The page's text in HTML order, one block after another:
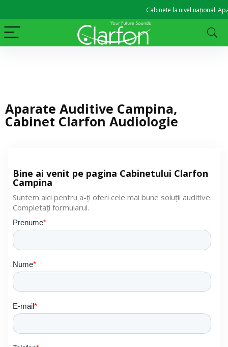
Cabinete la nivel național.
Aparate Auditive Campina,
Cabinet Clarfon Audiologie
Bine ai venit pe pagina Cabinetului Clarfon
Campina
Suntem aici pentru a-ți oferi cele mai bune soluții auditive.
Completați formularul.